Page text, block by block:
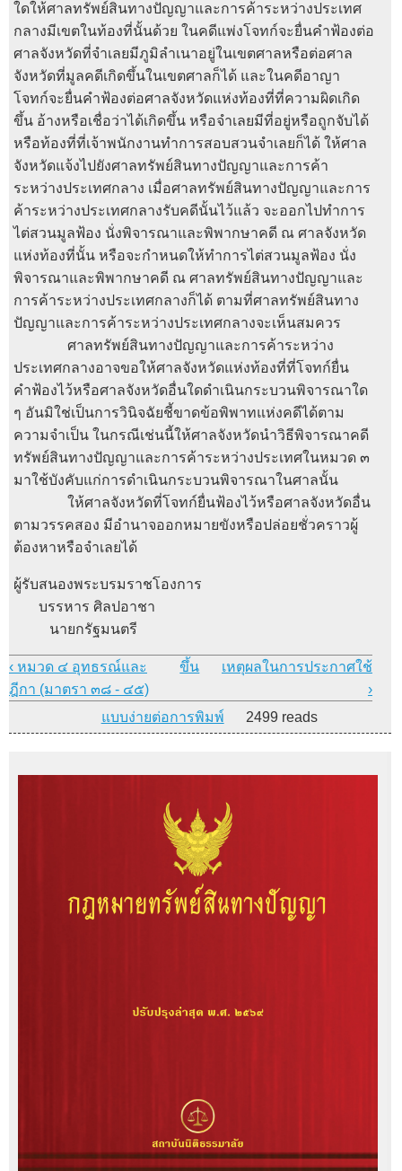
ใดให้ศาลทรัพย์สินทางปัญญาและการค้าระหว่างประเทศ
กลางมีเขตในท้องที่นั้นด้วย ในคดีแพ่งโจทก์จะยื่นคำฟ้องต่อ
ศาลจังหวัดที่จำเลยมีภูมิลำเนาอยู่ในเขตศาลหรือต่อศาล
จังหวัดที่มูลคดีเกิดขึ้นในเขตศาลก็ได้ และในคดีอาญา
โจทก์จะยื่นคำฟ้องต่อศาลจังหวัดแห่งท้องที่ที่ความผิดเกิด
ขึ้น อ้างหรือเชื่อว่าได้เกิดขึ้น หรือจำเลยมีที่อยู่หรือถูกจับได้
หรือท้องที่ที่เจ้าพนักงานทำการสอบสวนจำเลยก็ได้ ให้ศาล
จังหวัดแจ้งไปยังศาลทรัพย์สินทางปัญญาและการค้า
ระหว่างประเทศกลาง เมื่อศาลทรัพย์สินทางปัญญาและการ
ค้าระหว่างประเทศกลางรับคดีนั้นไว้แล้ว จะออกไปทำการ
ไต่สวนมูลฟ้อง นั่งพิจารณาและพิพากษาคดี ณ ศาลจังหวัด
แห่งท้องที่นั้น หรือจะกำหนดให้ทำการไต่สวนมูลฟ้อง นั่ง
พิจารณาและพิพากษาคดี ณ ศาลทรัพย์สินทางปัญญาและ
การค้าระหว่างประเทศกลางก็ได้ ตามที่ศาลทรัพย์สินทาง
ปัญญาและการค้าระหว่างประเทศกลางจะเห็นสมควร
ศาลทรัพย์สินทางปัญญาและการค้าระหว่าง
ประเทศกลางอาจขอให้ศาลจังหวัดแห่งท้องที่ที่โจทก์ยื่น
คำฟ้องไว้หรือศาลจังหวัดอื่นใดดำเนินกระบวนพิจารณาใด
ๆ อันมิใช่เป็นการวินิจฉัยชี้ขาดข้อพิพาทแห่งคดีได้ตาม
ความจำเป็น ในกรณีเช่นนี้ให้ศาลจังหวัดนำวิธีพิจารณาคดี
ทรัพย์สินทางปัญญาและการค้าระหว่างประเทศในหมวด ๓
มาใช้บังคับแก่การดำเนินกระบวนพิจารณาในศาลนั้น
ให้ศาลจังหวัดที่โจทก์ยื่นฟ้องไว้หรือศาลจังหวัดอื่น
ตามวรรคสอง มีอำนาจออกหมายขังหรือปล่อยชั่วคราวผู้
ต้องหาหรือจำเลยได้
ผู้รับสนองพระบรมราชโองการ
บรรหาร ศิลปอาชา
นายกรัฐมนตรี
‹ หมวด ๔ อุทธรณ์และ
ฎีกา (มาตรา ๓๘ - ๔๕)
ขึ้น
เหตุผลในการประกาศใช้
›
แบบง่ายต่อการพิมพ์
2499 reads